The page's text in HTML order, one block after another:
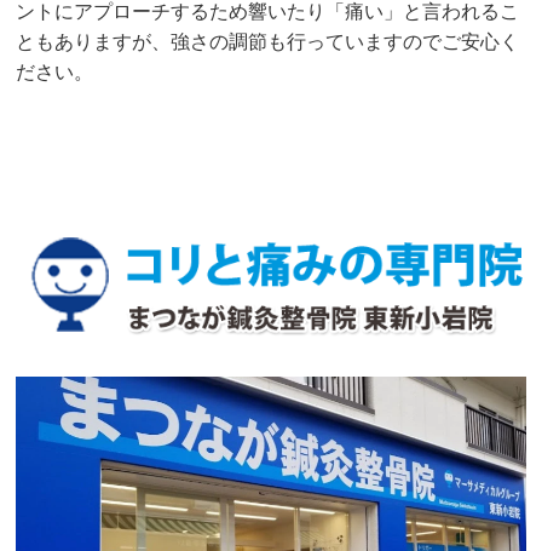
ントにアプローチするため響いたり「痛い」と言われるこ
ともありますが、強さの調節も行っていますのでご安心く
ださい。